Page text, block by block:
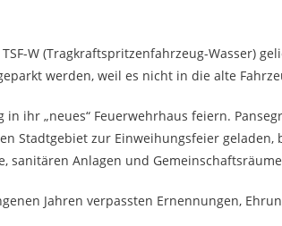
W (Tragkraftspritzenfahrzeug-Wasser)
werden, weil es nicht in die alte
ihr „neues“ Feuerwehrhaus feiern.
Stadtgebiet zur Einweihungsfeier
sanitären Anlagen und
Jahren verpassten Ernennungen,